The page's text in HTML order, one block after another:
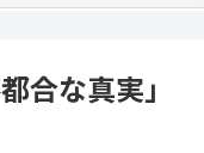
合な真実」